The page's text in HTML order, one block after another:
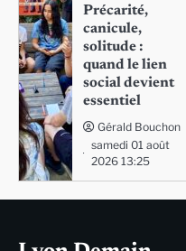
Précarité,
canicule,
solitude :
quand le lien
social devient
essentiel
Gérald Bouchon
samedi 01 août
2026 13:25